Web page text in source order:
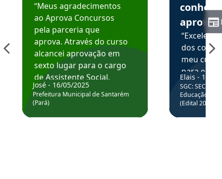
“Meus agradecimentos
ao Aprova Concursos
pela parceria que
aprova. Através do curso
alcancei aprovação em
sexto lugar para o cargo
de Assistente Social.
Hoje estou atuando na
Prefeitura de Santarém.
José - 16/05/2025
Prefeitura Municipal de Santarém
(Pará)
aprova
dos
meu
para
colocar
através
de
Elais - 15/
SGC: SEC BA
Educação
(Edital